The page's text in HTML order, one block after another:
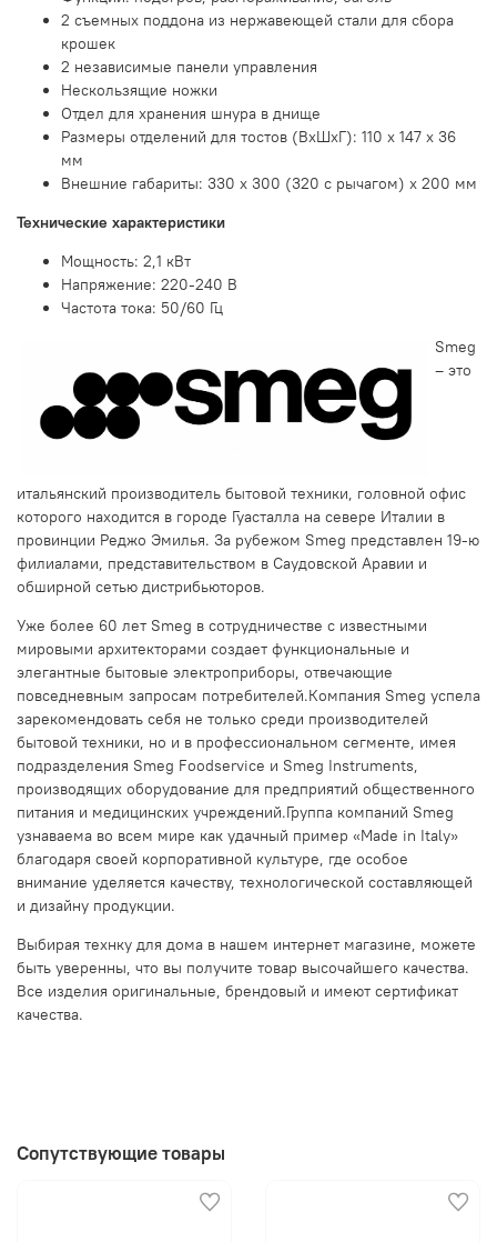
2 cъемных поддона из нержавеющей стали для сбора
крошек
2 независимые панели управления
Нескользящие ножки
Отдел для хранения шнура в днище
Размеры отделений для тостов (ВхШхГ): 110 х 147 х 36
мм
Внешние габариты: 330 х 300 (320 с рычагом) х 200 мм
Технические характеристики
Мощность: 2,1 кВт
Напряжение: 220-240 В
Частота тока: 50/60 Гц
Smeg
– это
итальянский производитель бытовой техники, головной офис
которого находится в городе Гуасталла на севере Италии в
провинции Реджо Эмилья. За рубежом Smeg представлен 19-ю
филиалами, представительством в Саудовской Аравии и
обширной сетью дистрибьюторов.
Уже более 60 лет Smeg в сотрудничестве с известными
мировыми архитекторами создает функциональные и
элегантные бытовые электроприборы, отвечающие
повседневным запросам потребителей.Компания Smeg успела
зарекомендовать себя не только среди производителей
бытовой техники, но и в профессиональном сегменте, имея
подразделения Smeg Foodservice и Smeg Instruments,
производящих оборудование для предприятий общественного
питания и медицинских учреждений.Группа компаний Smeg
узнаваема во всем мире как удачный пример «Made in Italy»
благодаря своей корпоративной культуре, где особое
внимание уделяется качеству, технологической составляющей
и дизайну продукции.
Выбирая технку для дома в нашем интернет магазине, можете
быть уверенны, что вы получите товар высочайшего качества.
Все изделия оригинальные, брендовый и имеют сертификат
качества.
Сопутствующие товары